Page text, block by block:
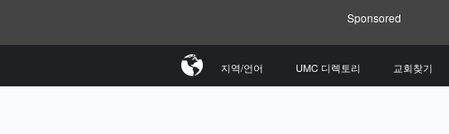
Sponsored
지역/언어 UMC 디렉토리 교회찾기